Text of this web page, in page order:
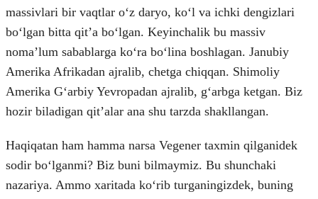
massivlari bir vaqtlar oʻz daryo, koʻl va ichki dengizlari
boʻlgan bitta qitʼa boʻlgan. Keyinchalik bu massiv
nomaʼlum sabablarga koʻra boʻlina boshlagan. Janubiy
Amerika Afrikadan ajralib, chetga chiqqan. Shimoliy
Amerika Gʻarbiy Yevropadan ajralib, gʻarbga ketgan. Biz
hozir biladigan qitʼalar ana shu tarzda shakllangan.
Haqiqatan ham hamma narsa Vegener taxmin qilganidek
sodir boʻlganmi? Biz buni bilmaymiz. Bu shunchaki
nazariya. Ammo xaritada koʻrib turganingizdek, buning